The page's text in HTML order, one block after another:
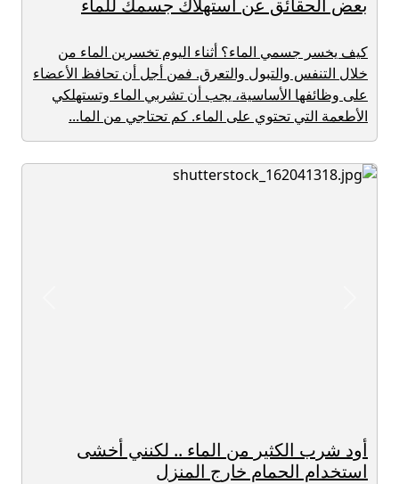
كيف يخسر جسمي الماء؟ أثناء اليوم تخسرين الماء من
خلال التنفس والتبول والتعرق. فمن أجل أن تحافظ الأعضاء
على وظائفها الأساسية، يجب أن تشربي الماء وتستهلكي
الأطعمة التي تحتوي على الماء. كم تحتاجي من الما...
أود شرب الكثير من الماء .. لكنني أخشى
استخدام الحمام خارج المنزل